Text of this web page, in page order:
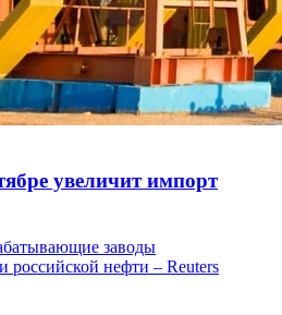
увеличит импорт